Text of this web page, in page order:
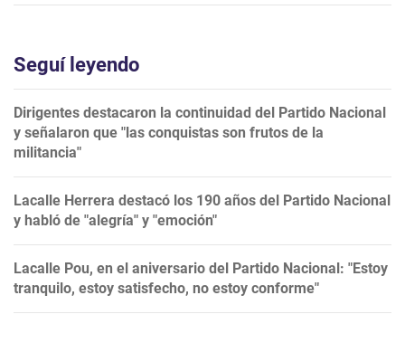
Seguí leyendo
Dirigentes destacaron la continuidad del Partido Nacional
y señalaron que "las conquistas son frutos de la
militancia"
Lacalle Herrera destacó los 190 años del Partido Nacional
y habló de "alegría" y "emoción"
Lacalle Pou, en el aniversario del Partido Nacional: "Estoy
tranquilo, estoy satisfecho, no estoy conforme"